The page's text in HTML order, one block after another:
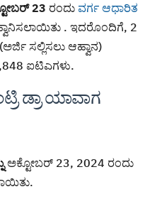
23 ರಂದು ವರ್ಗ ಆಧಾರಿತ
. ಇದರೊಂದಿಗೆ, 2
ಸಲ್ಲಿಸಲು ಆಹ್ವಾನ)
ಐಟಿಎಗಳು.
ಡ್ರಾ ಯಾವಾಗ
ಅಕ್ಟೋಬರ್ 23, 2024 ರಂದು